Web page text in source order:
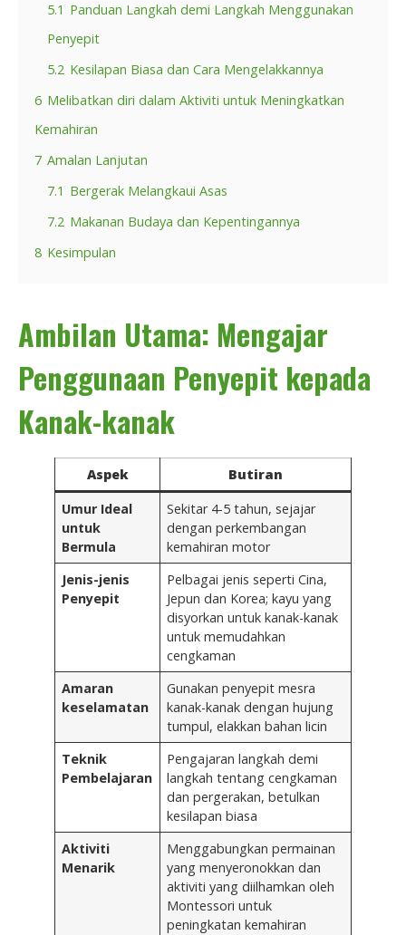
5.1 Panduan Langkah demi Langkah Menggunakan
Penyepit
5.2 Kesilapan Biasa dan Cara Mengelakkannya
6 Melibatkan diri dalam Aktiviti untuk Meningkatkan
Kemahiran
7 Amalan Lanjutan
7.1 Bergerak Melangkaui Asas
7.2 Makanan Budaya dan Kepentingannya
8 Kesimpulan
Ambilan Utama: Mengajar
Penggunaan Penyepit kepada
Kanak-kanak
Aspek
Butiran
Umur Ideal
untuk
Bermula
Sekitar 4-5 tahun, sejajar
dengan perkembangan
kemahiran motor
Jenis-jenis
Penyepit
Pelbagai jenis seperti Cina,
Jepun dan Korea; kayu yang
disyorkan untuk kanak-kanak
untuk memudahkan
cengkaman
Amaran
keselamatan
Gunakan penyepit mesra
kanak-kanak dengan hujung
tumpul, elakkan bahan licin
Teknik
Pembelajaran
Pengajaran langkah demi
langkah tentang cengkaman
dan pergerakan, betulkan
kesilapan biasa
Aktiviti
Menarik
Menggabungkan permainan
yang menyeronokkan dan
aktiviti yang diilhamkan oleh
Montessori untuk
peningkatan kemahiran